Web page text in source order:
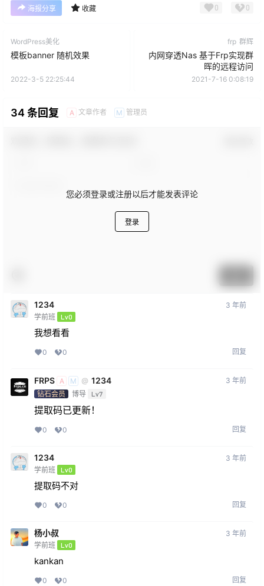
海报分享 收藏 0 0
WordPress美化
模板banner 随机效果
2022-3-5 22:25:44
frp 群辉
内网穿透Nas 基于Frp实现群
晖的远程访问
2021-7-16 0:08:19
34 条回复 A 文章作者 M 管理员
您必须登录或注册以后才能发表评论
登录
1234
学前班 Lv0
3 年前
我想看看
0 0 回复
FRPS A M @ 1234
钻石会员 博导 Lv7
3 年前
提取码已更新！
0 0 回复
1234
学前班 Lv0
3 年前
提取码不对
0 0 回复
杨小叔
学前班 Lv0
3 年前
kankan
0 0 回复